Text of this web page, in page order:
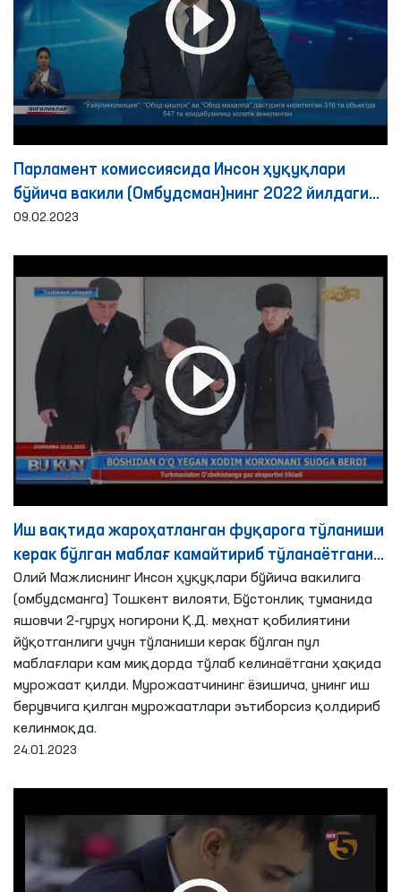
Парламент комиссиясида Инсон ҳуқуқлари
бўйича вакили (Омбудсман)нинг 2022 йилдаги
фаолияти бўйича ахбороти эшитилди
09.02.2023
Иш вақтида жароҳатланган фуқарога тўланиши
керак бўлган маблағ камайтириб тўланаётгани
аниқланди - Омбудсман
Олий Мажлиснинг Инсон ҳуқуқлари бўйича вакилига
(омбудсманга) Тошкент вилояти, Бўстонлиқ туманида
яшовчи 2-гуруҳ ногирони Қ.Д. меҳнат қобилиятини
йўқотганлиги учун тўланиши керак бўлган пул
маблағлари кам миқдорда тўлаб келинаётгани ҳақида
мурожаат қилди. Мурожаатчининг ёзишича, унинг иш
берувчига қилган мурожаатлари эътиборсиз қолдириб
келинмоқда.
24.01.2023